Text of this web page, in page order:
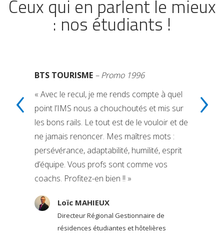
Ceux qui en parlent le mieux
: nos étudiants !
BTS TOURISME– Promo 1996
« Avec le recul, je me rends compte à quel
point l’IMS nous a chouchoutés et mis sur
les bons rails. Le tout est de le vouloir et de
ne jamais renoncer. Mes maîtres mots :
persévérance, adaptabilité, humilité, esprit
d’équipe. Vous profs sont comme vos
coachs. Profitez-en bien !! »
Loïc MAHIEUX
Directeur Régional Gestionnaire de
résidences étudiantes et hôtelières
‹ ›